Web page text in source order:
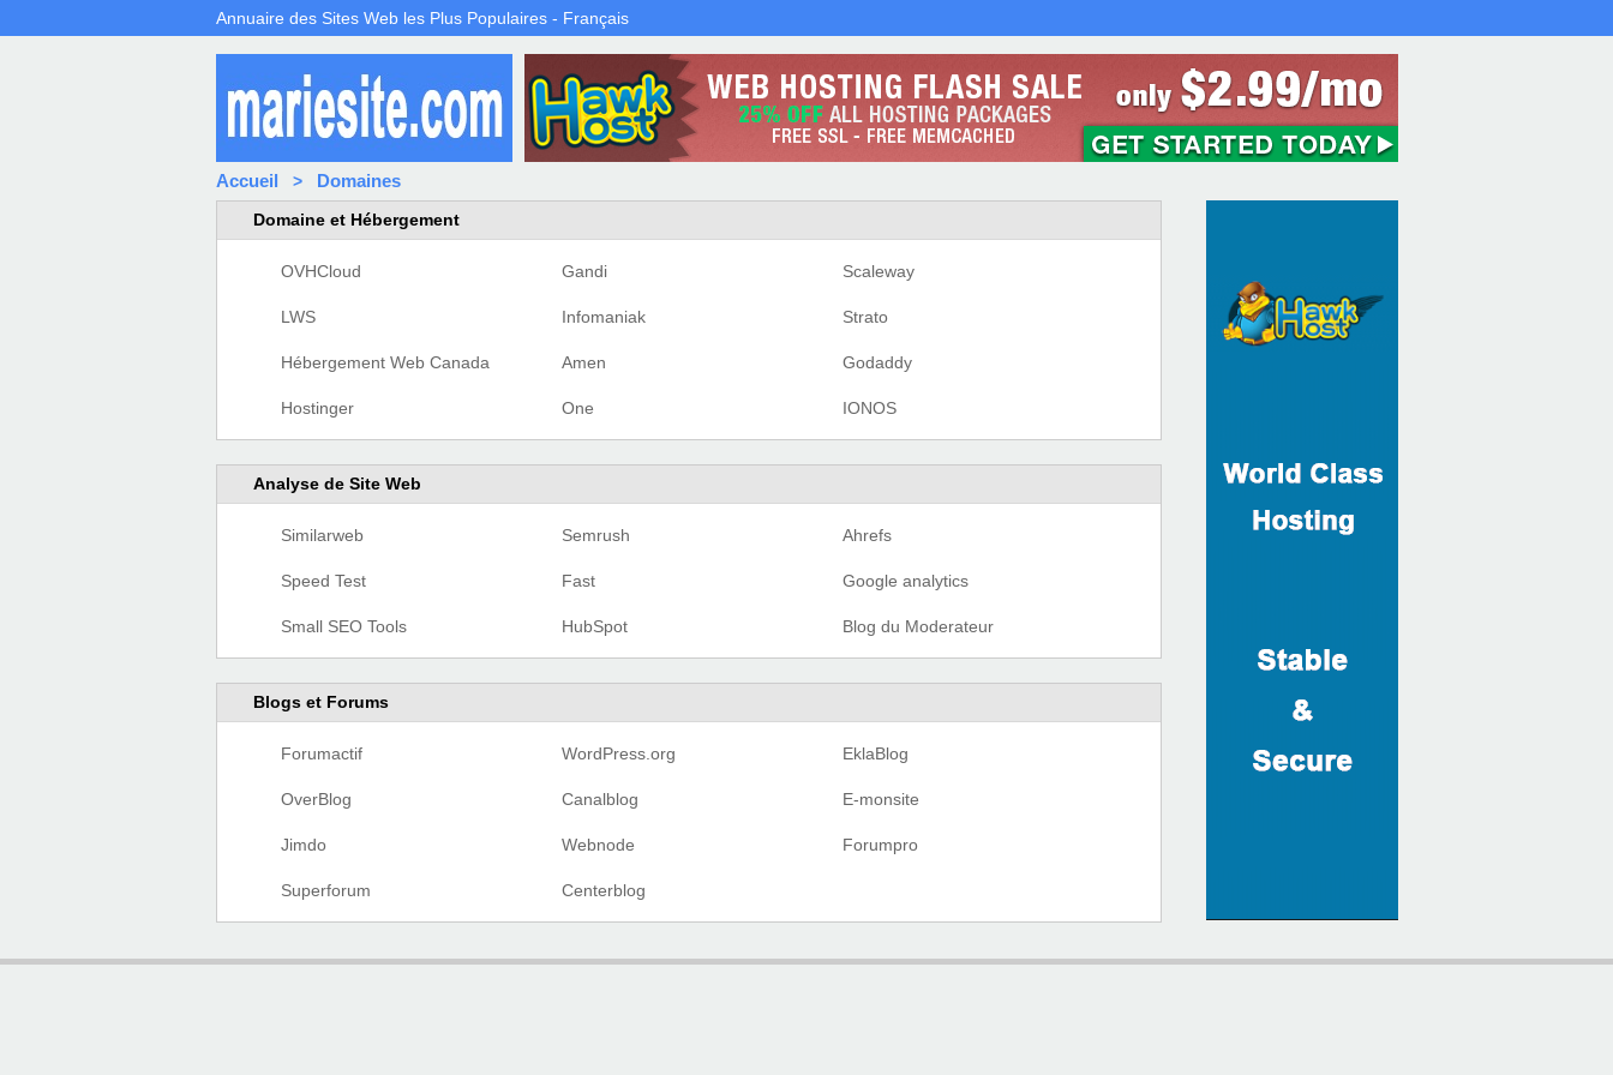
Annuaire des Sites Web les Plus Populaires - Français
Accueil > Domaines
Domaine et Hébergement
OVHCloud Gandi Scaleway
LWS Infomaniak Strato
Hébergement Web Canada Amen Godaddy
Hostinger One IONOS
Analyse de Site Web
Similarweb Semrush Ahrefs
Speed Test Fast Google analytics
Small SEO Tools HubSpot Blog du Moderateur
Blogs et Forums
Forumactif WordPress.org EklaBlog
OverBlog Canalblog E-monsite
Jimdo Webnode Forumpro
Superforum Centerblog